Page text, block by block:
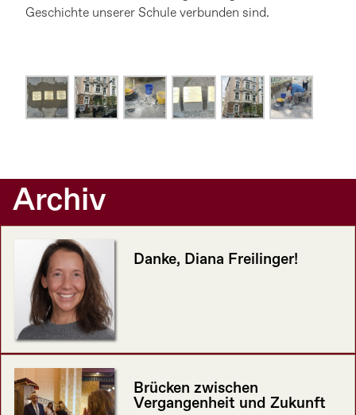
Geschichte unserer Schule verbunden sind.
Archiv
Danke, Diana Freilinger!
Brücken zwischen
Vergangenheit und Zukunft